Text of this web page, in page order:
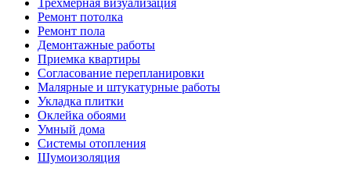
Трехмерная визуализация
Ремонт потолка
Ремонт пола
Демонтажные работы
Приемка квартиры
Согласование перепланировки
Малярные и штукатурные работы
Укладка плитки
Оклейка обоями
Умный дома
Системы отопления
Шумоизоляция